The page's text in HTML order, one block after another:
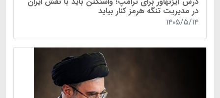
در مدیریت تنگه هرمز کنار بیاید
۱۴۰۵/۵/۱۴